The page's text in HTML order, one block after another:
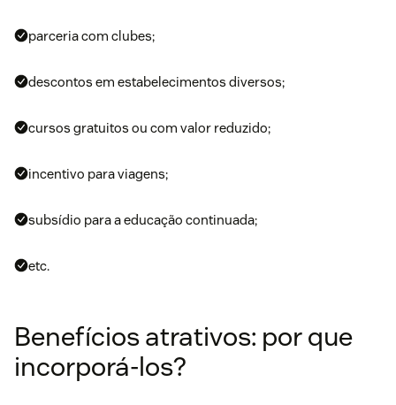
parceria com clubes;
descontos em estabelecimentos diversos;
cursos gratuitos ou com valor reduzido;
incentivo para viagens;
subsídio para a educação continuada;
etc.
Benefícios atrativos: por que
incorporá-los?